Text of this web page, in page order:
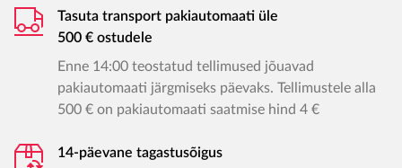
Tasuta transport pakiautomaati üle
500 € ostudele
Enne 14:00 teostatud tellimused jõuavad
pakiautomaati järgmiseks päevaks. Tellimustele alla
500 € on pakiautomaati saatmise hind 4 €
14-päevane tagastusõigus